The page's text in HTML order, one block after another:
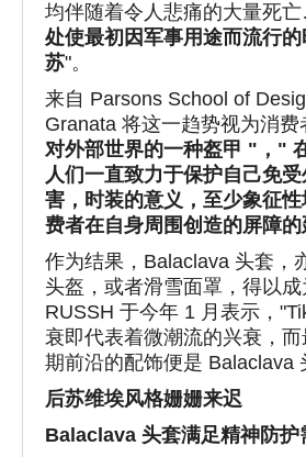
均伴随着令人悲痛的大量死
处使最初因军事用途而流行
苏"。
来自 Parsons School of
Granata 将这一趋势视为消费
对外部世界的一种盔甲 "，"
人们一直致力于保护自己免
害，时装的意义，至少象征
费者在自身周围创造的屏障的
作为结果，Balaclava 头套，
头盔，或者滑雪面罩，得以成
RUSSH 于今年 1 月表示，
衰即代表着微潮流的兴衰，而
期前沿的配饰便是 Balaclava
后苏维埃风格姗姗来迟
Balaclava 头套满足精神防护